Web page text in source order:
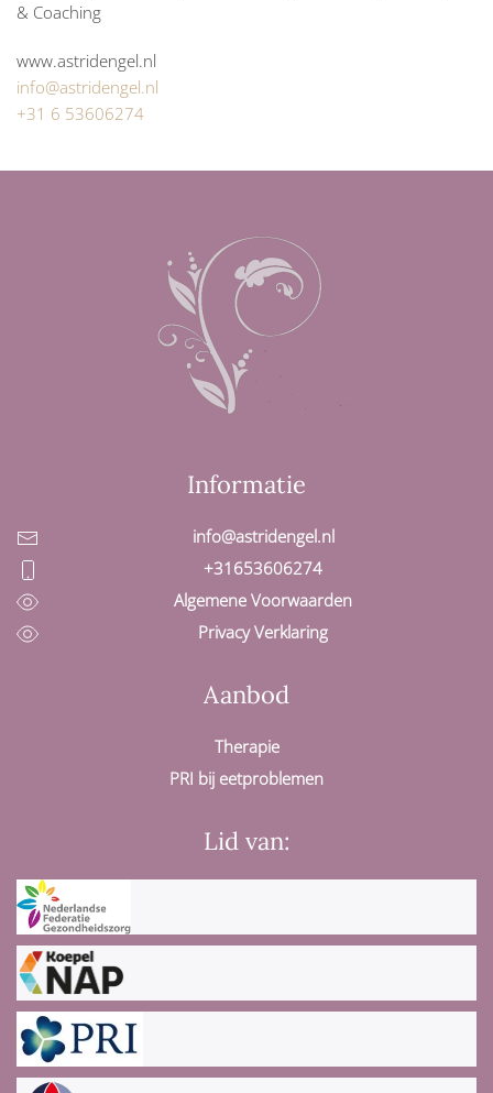
& Coaching
www.astridengel.nl
info@astridengel.nl
+31 6 53606274
Informatie
info@astridengel.nl
+31653606274
Algemene Voorwaarden
Privacy Verklaring
Aanbod
Therapie
PRI bij eetproblemen
Lid van: